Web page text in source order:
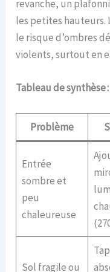
revanche, un
les petites hauteurs.
le risque d’ombres
violents, surtout en
Tableau de synthèse
Problème
Entrée
sombre et
peu
chaleureuse
Sol fragile ou